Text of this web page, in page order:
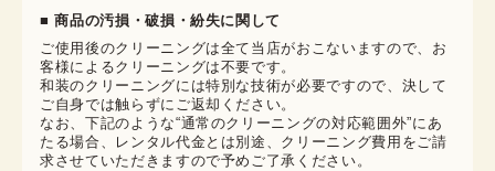
■ 商品の汚損・破損・紛失に関して
ご使用後のクリーニングは全て当店がおこないますので、お
客様によるクリーニングは不要です。
和装のクリーニングには特別な技術が必要ですので、決して
ご自身では触らずにご返却ください。
なお、下記のような“通常のクリーニングの対応範囲外”にあ
たる場合、レンタル代金とは別途、クリーニング費用をご請
求させていただきますので予めご了承ください。